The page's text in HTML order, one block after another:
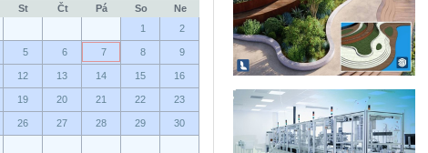
St Čt Pá So
Ne
1
2
5 6 7 8 9
12 13 14 15 16
19 20 21 22 23
26 27 28 29 30